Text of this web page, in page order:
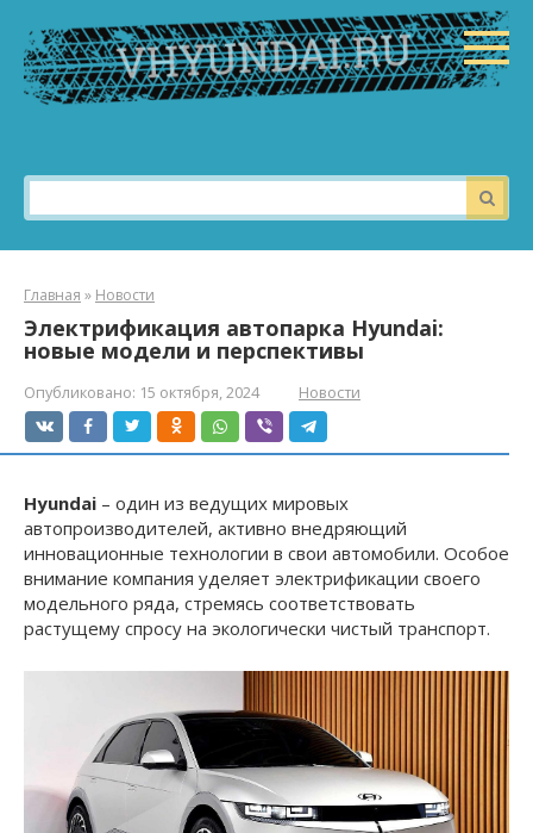
контенту
Поиск:
Главная » Новости
Электрификация автопарка Hyundai:
новые модели и перспективы
Опубликовано: 15 октября, 2024 Новости
Hyundai – один из ведущих мировых
автопроизводителей, активно внедряющий
инновационные технологии в свои автомобили. Особое
внимание компания уделяет электрификации своего
модельного ряда, стремясь соответствовать
растущему спросу на экологически чистый транспорт.